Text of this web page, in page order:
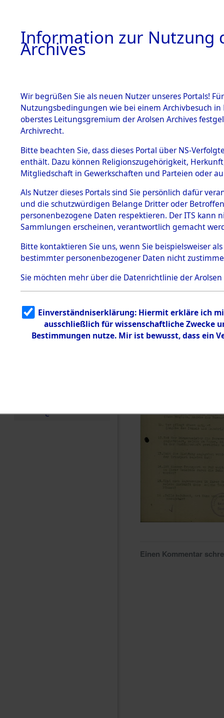
BESTÄNDE
1.
mente
5. Verschiedenes
5.3
Todesmärsche
5.3.1 Alliierte
Erhebungen
zu
Todesmärsch
en
5.3.2
g
5.3.3
Todesmärsch
e
von
Toter aus
Ort ihrer
0002
Einen Kommentar
Information zur Nutzung
Archives
Wir begrüßen Sie als neuen Nutzer unseres Portals!
Nutzungsbedingungen wie bei einem Archivbesuch
oberstes Leitungsgremium der Arolsen Archives
Archivrecht.
Bitte beachten Sie, dass dieses Portal über NS-
enthält. Dazu können Religionszugehörigkeit,
Mitgliedschaft in Gewerkschaften und Parteien oder
Als Nutzer dieses Portals sind Sie persönlich dafür
und die schutzwürdigen Belange Dritter oder
personenbezogene Daten respektieren. Der ITS
Sammlungen erscheinen, verantwortlich gemacht
Bitte kontaktieren Sie uns, wenn Sie beispielsweiser
bestimmter personenbezogener Daten nicht
Sie möchten mehr über die Datenrichtlinie der Arolsen
Einverständniserklärung: Hiermit erkläre ich
ausschließlich für wissenschaftliche Zwecke
Bestimmungen nutze. Mir ist bewusst, dass ein